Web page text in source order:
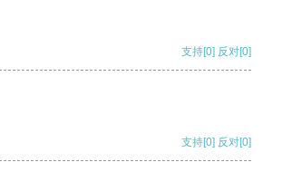
支持[0] 反对[0]
支持[0] 反对[0]